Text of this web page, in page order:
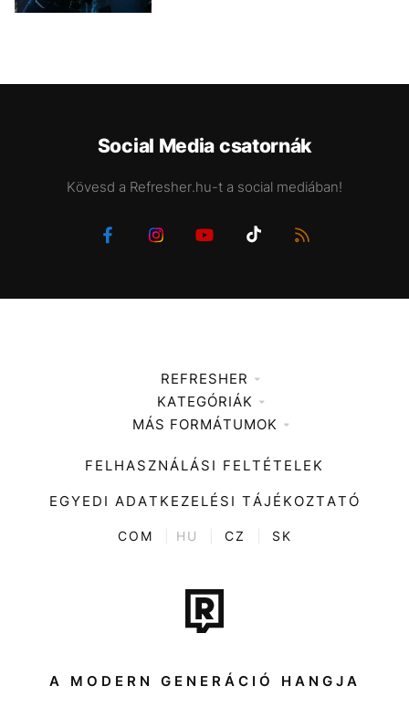
Social Media csatornák
Kövesd a Refresher.hu-t a social mediában!
REFRESHER
Médiaajánlat
KATEGÓRIÁK
Zene
Divat
Kultúra
ENTR
Tech-Tudomány
Sport
Társadalom
MÁS FORMÁTUMOK
FELHASZNÁLÁSI FELTÉTELEK
EGYEDI ADATKEZELÉSI TÁJÉKOZTATÓ
COM HU CZ SK
A MODERN GENERÁCIÓ HANGJA